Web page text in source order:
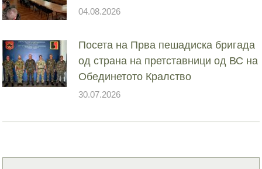
04.08.2026
Посета на Прва пешадиска бригада
од страна на претставници од ВС на
Обединетото Кралство
30.07.2026